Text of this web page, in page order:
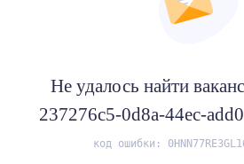
Не удалось найти
237276c5-0d8a-44ec-
код ошибки: